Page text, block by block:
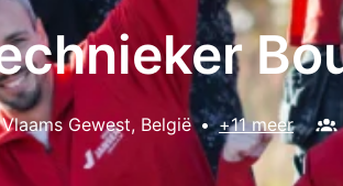
Vlaams Gewest, België • +11 meer